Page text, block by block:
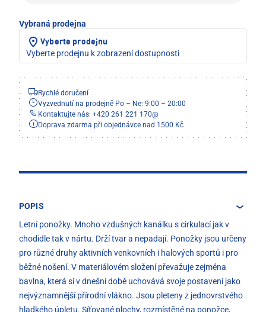
Vybraná prodejna
Vyberte prodejnu
Vyberte prodejnu k zobrazení dostupnosti
Rychlé doručení
Vyzvednutí na prodejně Po – Ne: 9:00 – 20:00
Kontaktujte nás: +420 261 221 170@
Doprava zdarma při objednávce nad 1500 Kč
POPIS
Letní ponožky. Mnoho vzdušných kanálku s cirkulací jak v
chodidle tak v nártu. Drží tvar a nepadají. Ponožky jsou určeny
pro různé druhy aktivních venkovních i halových sportů i pro
běžné nošení. V materiálovém složení převažuje zejména
bavlna, která si v dnešní době uchovává svoje postavení jako
nejvýznamnější přírodní vlákno. Jsou pleteny z jednovrstvého
hladkého úpletu. Síťované plochy, rozmístěné na ponožce,